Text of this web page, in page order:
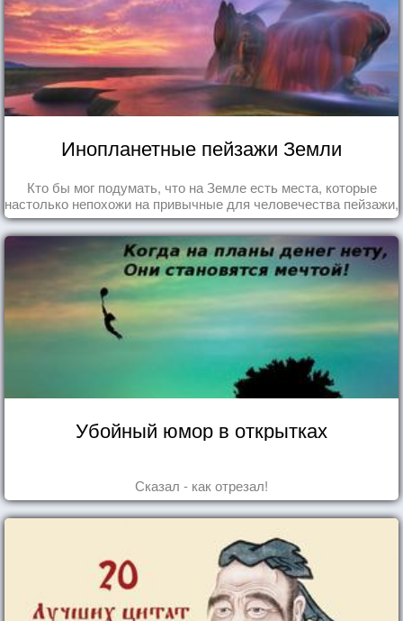
Инопланетные пейзажи Земли
Кто бы мог подумать, что на Земле есть места, которые
настолько непохожи на привычные для человечества пейзажи,
что кажутся и вовсе инопланетными!
Убойный юмор в открытках
Сказал - как отрезал!